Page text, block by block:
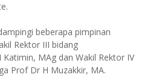
beberapa pimpinan
Rektor III bidang
MAg dan Wakil Rektor IV
Prof Dr H Muzakkir, MA.